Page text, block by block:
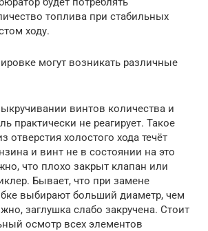
топлива при стабильных
ходу.
могут возникать различные
винтов количества и
практически не реагирует. Такое
отверстия холостого хода течёт
и винт не в состоянии на это
что плохо закрыт клапан или
Бывает, что при замене
выбирают больший диаметр, чем
заглушка слабо закручена. Стоит
осмотр всех элементов